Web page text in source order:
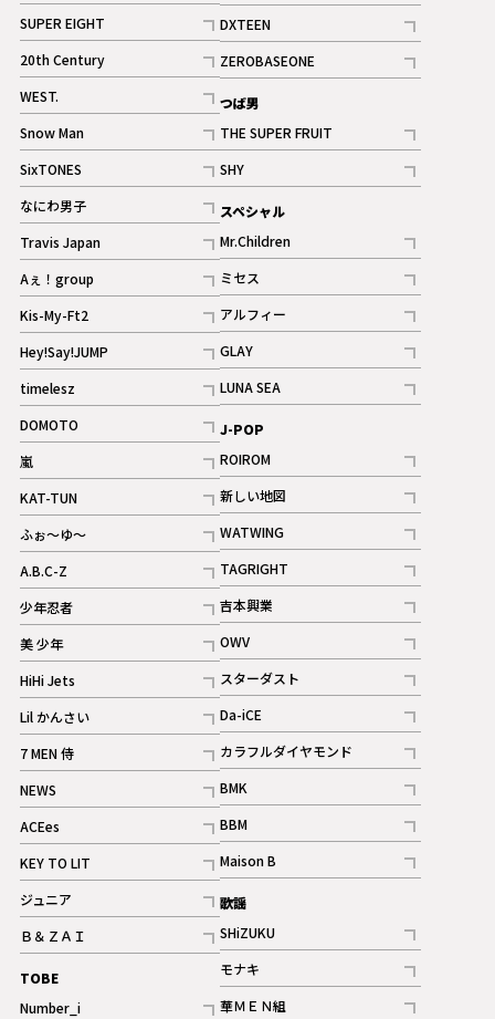
記事
SUPER EIGHT
記事
20th Century
記事
WEST.
記事
Snow Man
記事
ギャラリー
SixTONES
記事
ギャラリー
なにわ男子
記事
Travis Japan
記事
Aぇ！group
記事
Kis-My-Ft2
記事
ギャラリー
Hey!Say!JUMP
記事
timelesz
記事
DOMOTO
記事
嵐
記事
KAT-TUN
記事
ふぉ～ゆ～
記事
A.B.C-Z
記事
ギャラリー
少年忍者
記事
美 少年
記事
HiHi Jets
記事
Lil かんさい
記事
7 MEN 侍
記事
NEWS
記事
ACEes
記事
KEY TO LIT
記事
ジュニア
記事
Ｂ＆ＺＡＩ
記事
TOBE
Number_i
記事
ギャラリー
DXTEEN
記事
ギャラリー
ZEROBASEONE
記事
つば男
THE SUPER FRUIT
記事
SHY
記事
スペシャル
Mr.Children
記事
ミセス
記事
アルフィー
記事
GLAY
記事
LUNA SEA
記事
J-POP
ROIROM
記事
新しい地図
記事
WATWING
記事
TAGRIGHT
記事
吉本興業
記事
OWV
記事
ギャラリー
スターダスト
記事
Da-iCE
記事
カラフルダイヤモンド
記事
BMK
記事
BBM
記事
ギャラリー
Maison B
記事
歌謡
SHiZUKU
記事
モナキ
記事
華ＭＥＮ組